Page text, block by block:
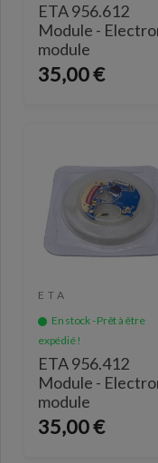
ETA 956.612
Module -
module
35,00 €
ETA
En stock - Prêt à être
expédié !
ETA 956.412
Module -
module
35,00 €